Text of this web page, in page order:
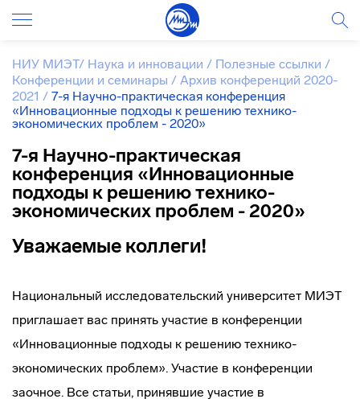
НИУ МИЭТ/ Наука и инновации / Полезные ссылки /
Конференции и семинары / Архив конференций 2020-
2021 / 7-я Научно-практическая конференция
«Инновационные подходы к решению технико-
экономических проблем - 2020»
7-я Научно-практическая
конференция «Инновационные
подходы к решению технико-
экономических проблем - 2020»
Уважаемые коллеги!
Национальный исследовательский университет МИЭТ
приглашает вас принять участие в конференции
«Инновационные подходы к решению технико-
экономических проблем». Участие в конференции
заочное. Все статьи, принявшие участие в